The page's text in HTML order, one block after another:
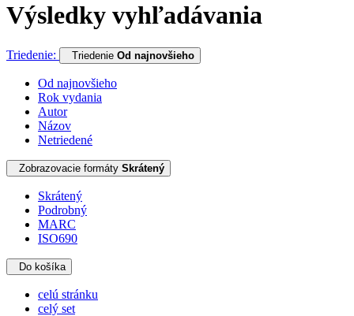
Výsledky vyhľadávania
Triedenie: Triedenie Od najnovšieho
Od najnovšieho
Rok vydania
Autor
Názov
Netriedené
Zobrazovacie formáty Skrátený
Skrátený
Podrobný
MARC
ISO690
Do košíka
celú stránku
celý set